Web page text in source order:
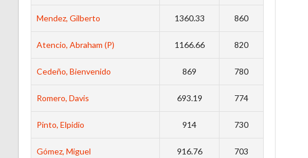
Mendez, Gilberto 1360.33 860
Atencio, Abraham (P) 1166.66 820
Cedeño, Bienvenido 869 780
Romero, Davis 693.19 774
Pinto, Elpidio 914 730
Gómez, Miguel 916.76 703